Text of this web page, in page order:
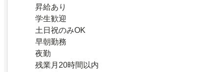
昇給あり
学生歓迎
土日祝のみOK
早朝勤務
夜勤
残業月20時間以内